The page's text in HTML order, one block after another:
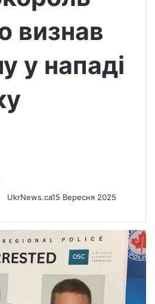
визнав
у нападі
UkrNews.ca15 Вересня 2025